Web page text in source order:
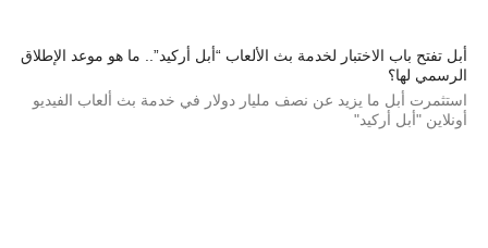
أبل تفتح باب الاختبار لخدمة بث الألعاب “أبل أركيد”.. ما هو موعد الإطلاق
الرسمي لها؟
استثمرت أبل ما يزيد عن نصف مليار دولار في خدمة بث ألعاب الفيديو
أونلاين "أبل أركيد"